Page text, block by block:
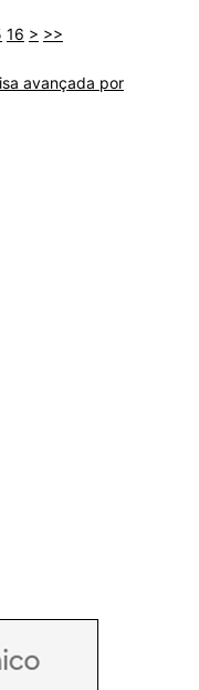
16 > >>
avançada por